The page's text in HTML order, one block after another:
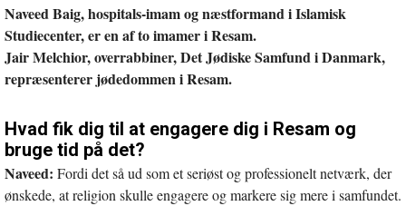
Naveed Baig, hospitals-imam og næstformand i Islamisk
Studiecenter, er en af to imamer i Resam.
Jair Melchior, overrabbiner, Det Jødiske Samfund i Danmark,
repræsenterer jødedommen i Resam.
Hvad fik dig til at engagere dig i Resam og
bruge tid på det?
Naveed: Fordi det så ud som et seriøst og professionelt netværk, der
ønskede, at religion skulle engagere og markere sig mere i samfundet.